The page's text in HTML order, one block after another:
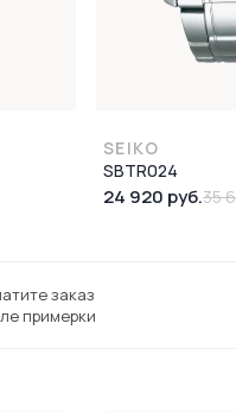
SEIKO
SBTR024
24 920 руб.35
заказ
примерки